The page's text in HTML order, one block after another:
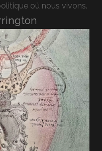
où nous vivons.